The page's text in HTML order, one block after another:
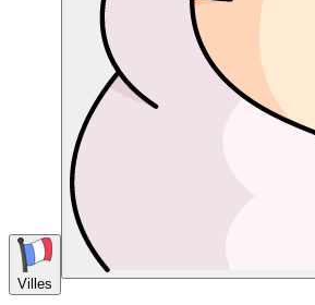
Villes